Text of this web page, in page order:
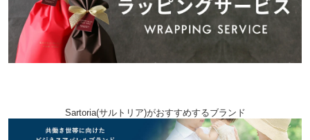
Sartoria(サルトリア)がおすすめするブランド